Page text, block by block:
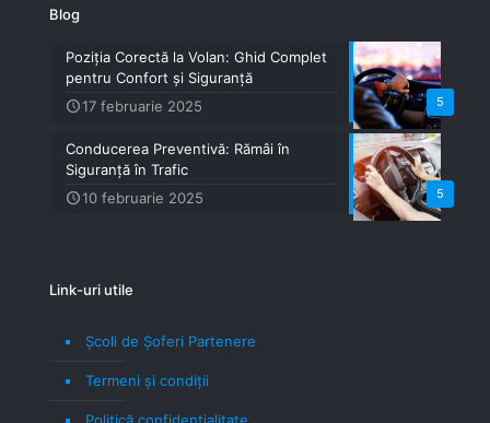
Blog
5
Poziția Corectă la Volan: Ghid Complet
pentru Confort și Siguranță
17 februarie 2025
5
Conducerea Preventivă: Rămâi în
Siguranță în Trafic
10 februarie 2025
Link-uri utile
Școli de Șoferi Partenere
Termeni şi condiţii